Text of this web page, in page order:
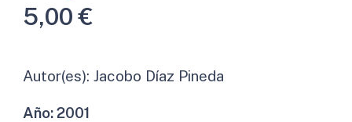
5,00€
Autor(es): Jacobo Díaz Pineda
Año:2001